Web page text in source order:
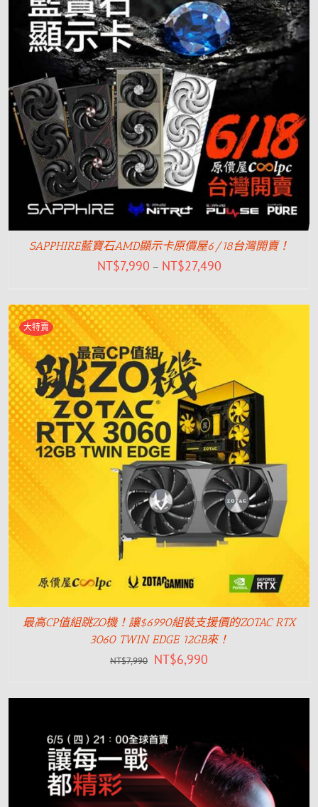
SAPPHIRE藍寶石AMD顯示卡原價屋6/18台灣開賣！
NT$7,990 – NT$27,490
大特賣
最高CP值組跳ZO機！讓$6990組裝支援價的ZOTAC RTX
3060 TWIN EDGE 12GB來！
NT$7,990 NT$6,990